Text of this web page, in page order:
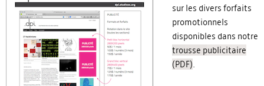
sur les divers forfaits
promotionnels
disponibles dans notre
trousse publicitaire
(PDF).